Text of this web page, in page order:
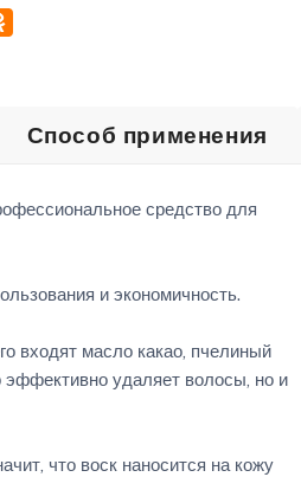
Способ применения
средство для
и экономичность.
входят масло какао, пчелиный
эффективно удаляет волосы, но и
что воск наносится на кожу